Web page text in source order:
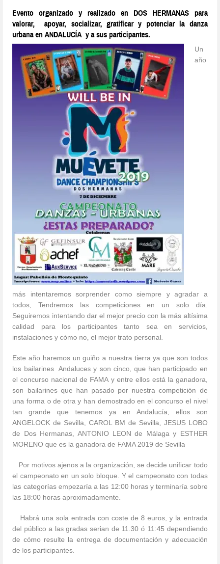
Evento organizado y realizado en DOS HERMANAS para
valorar, apoyar, socializar, gratificar y potenciar la danza
urbana en ANDALUCÍA y a sus participantes.
Un
año
más intentaremos sorprender como siempre y agradar a
todos, Tendremos las competiciones en un solo día.
Seguiremos intentando dar el mejor precio con la más altísima
calidad para los participantes tanto sea en servicios,
instalaciones y cómo no, el mejor trato personal.
Este año haremos un guiño a nuestra tierra ya que son todos
los bailarines Andaluces y son cinco, que han participado en
el concurso nacional de FAMA y entre ellos está la ganadora,
son bailarines que han pasado por nuestra competición de
una forma o de otra y han demostrado en el concurso el nivel
tan grande que tenemos ya en Andalucía, ellos son
ANGELOCK de Sevilla, CAROL BM de Sevilla, JESUS LOBO
de Dos Hermanas, ANTONIO LEON de Málaga y ESTHER
MORENO que es la ganadora de FAMA 2019 de Sevilla
Por motivos ajenos a la organización, se decide unificar todo
el campeonato en un solo bloque. Y el campeonato con todas
las categorías empezaría a las 12:00 horas y terminaría sobre
las 18:00 horas aproximadamente.
Habrá una sola entrada con coste de 8 euros, y la entrada
del público a las gradas serian de 11.30 ó 11:45 dependiendo
de cómo resulte la entrega de documentación y adecuación
de los participantes.